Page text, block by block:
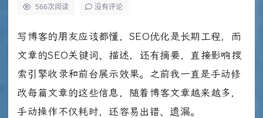
566次阅读 没有评论
写博客的朋友应该都懂，SEO优化是长期工程，而
文章的SEO关键词、描述，还有摘要，直接影响搜
索引擎收录和前台展示效果。之前我一直是手动修
改每篇文章的这些信息，随着博客文章越来越多，
手动操作不仅耗时，还容易出错、遗漏。